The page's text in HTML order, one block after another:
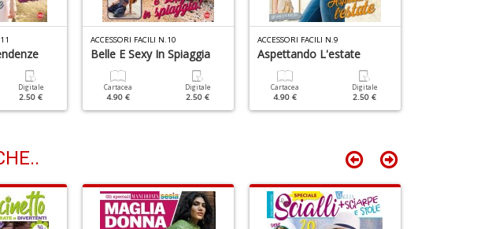
Digitale
2.50 €
ACCESSORI FACILI N.10
Belle E Sexy In Spiaggia
Cartacea
4.90 €
Digitale
2.50 €
ACCESSORI FACILI N.9
Aspettando L'estate
Cartacea
4.90 €
Digitale
2.50 €